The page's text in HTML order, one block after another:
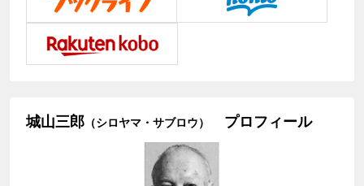
城山三郎 （シロヤマ・サブロウ） プロフィール